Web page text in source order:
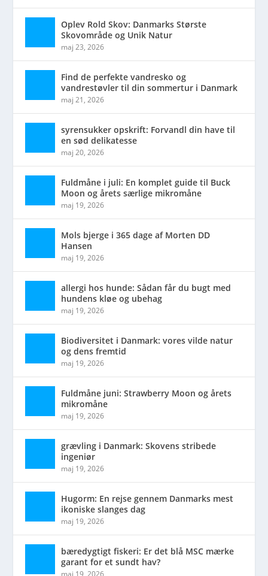
Oplev Rold Skov: Danmarks Største
Skovområde og Unik Natur
maj 23, 2026
Find de perfekte vandresko og
vandrestøvler til din sommertur i Danmark
maj 21, 2026
syrensukker opskrift: Forvandl din have til
en sød delikatesse
maj 20, 2026
Fuldmåne i juli: En komplet guide til Buck
Moon og årets særlige mikromåne
maj 19, 2026
Mols bjerge i 365 dage af Morten DD
Hansen
maj 19, 2026
allergi hos hunde: Sådan får du bugt med
hundens kløe og ubehag
maj 19, 2026
Biodiversitet i Danmark: vores vilde natur
og dens fremtid
maj 19, 2026
Fuldmåne juni: Strawberry Moon og årets
mikromåne
maj 19, 2026
grævling i Danmark: Skovens stribede
ingeniør
maj 19, 2026
Hugorm: En rejse gennem Danmarks mest
ikoniske slanges dag
maj 19, 2026
bæredygtigt fiskeri: Er det blå MSC mærke
garant for et sundt hav?
maj 19, 2026